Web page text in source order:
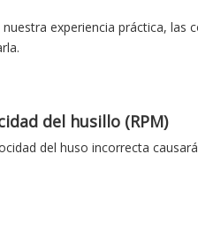
nuestra experiencia práctica,
del husillo (RPM)
del huso incorrecta